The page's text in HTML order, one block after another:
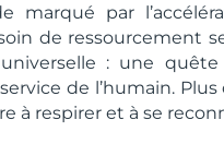
marqué par
de ressourcement
: une
de l’humain.
à respirer et à se